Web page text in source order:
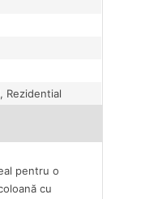
Rezidential
pentru o
cu